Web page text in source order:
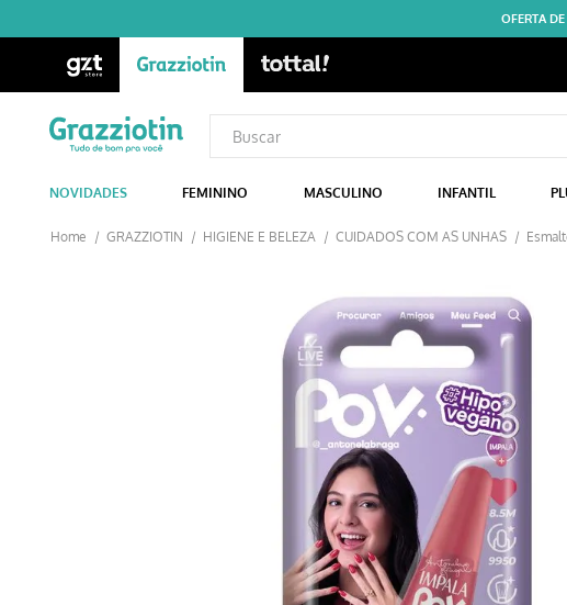
OFERTA
NOVIDADES FEMININO MASCULINO INFANTIL
GRAZZIOTIN HIGIENE E BELEZA CUIDADOS COM AS UNHAS